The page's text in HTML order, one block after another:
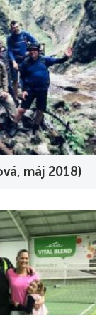
máj 2018)